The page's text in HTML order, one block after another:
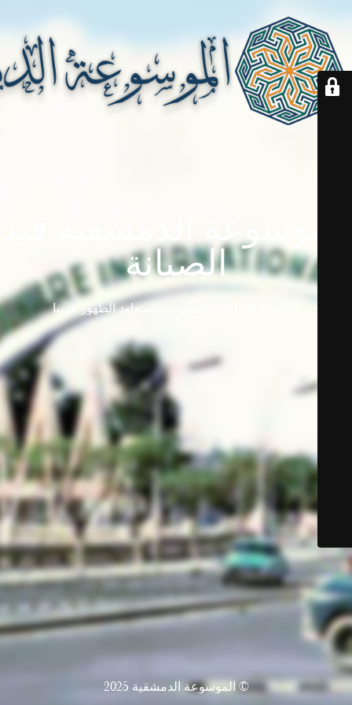
الصيانة
دامابيديا في إجازة للتطوير ... ستعاود الظهور قريباً
© الموسوعة الدمشقية 2025